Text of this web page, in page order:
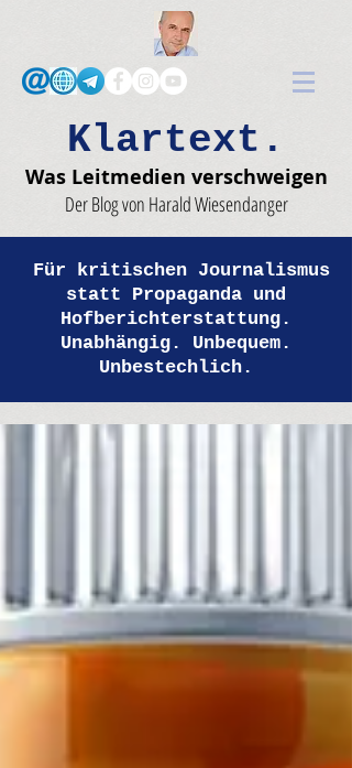
Klartext.
Was Leitmedien verschweigen
Der Blog von Harald Wiesendanger
Für kritischen Journalismus
statt Propaganda und
Hofberichterstattung.
Unabhängig. Unbequem.
Unbestechlich.